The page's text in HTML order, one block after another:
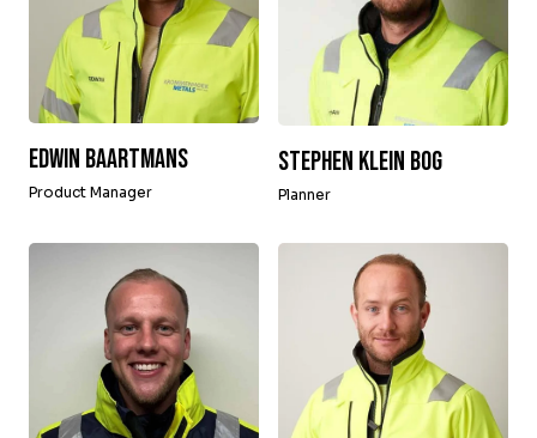
Edwin Baartmans
Product Manager
Stephen Klein Bog
Planner